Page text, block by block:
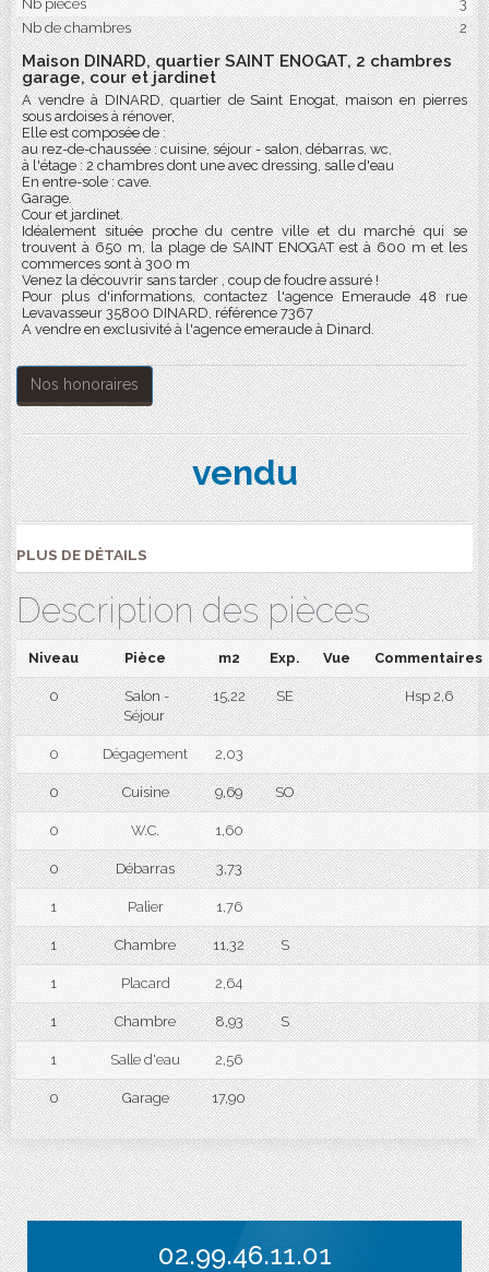
Nb pièces
3
Nb de chambres
2
Maison DINARD, quartier SAINT ENOGAT, 2 chambres
garage, cour et jardinet
A vendre à DINARD, quartier de Saint Enogat, maison en pierres
sous ardoises à rénover,
Elle est composée de :
au rez-de-chaussée : cuisine, séjour - salon, débarras, wc,
à l'étage : 2 chambres dont une avec dressing, salle d'eau
En entre-sole : cave.
Garage.
Cour et jardinet.
Idéalement située proche du centre ville et du marché qui se
trouvent à 650 m, la plage de SAINT ENOGAT est à 600 m et les
commerces sont à 300 m
Venez la découvrir sans tarder , coup de foudre assuré !
Pour plus d'informations, contactez l'agence Emeraude 48 rue
Levavasseur 35800 DINARD, référence 7367
A vendre en exclusivité à l'agence emeraude à Dinard.
Nos honoraires
vendu
PLUS DE DÉTAILS
Description des pièces
Niveau Pièce m2 Exp. Vue Commentaires
0
Salon -
Séjour
15,22 SE Hsp 2,6
0 Dégagement 2,03
0 Cuisine 9,69 SO
0 W.C. 1,60
0 Débarras 3,73
1 Palier 1,76
1 Chambre 11,32 S
1 Placard 2,64
1 Chambre 8,93 S
1 Salle d'eau 2,56
0 Garage 17,90
02.99.46.11.01